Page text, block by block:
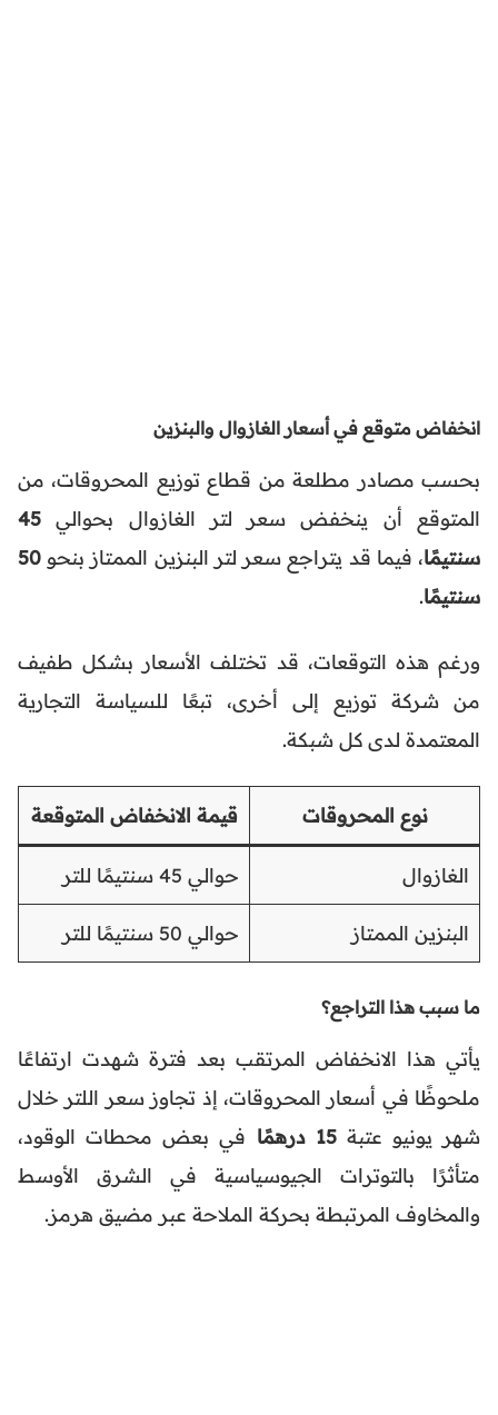
انخفاض متوقع في أسعار الغازوال والبنزين
بحسب مصادر مطلعة من قطاع توزيع المحروقات، من
المتوقع أن ينخفض سعر لتر الغازوال بحوالي 45
سنتيمًا، فيما قد يتراجع سعر لتر البنزين الممتاز بنحو 50
سنتيمًا.
ورغم هذه التوقعات، قد تختلف الأسعار بشكل طفيف
من شركة توزيع إلى أخرى، تبعًا للسياسة التجارية
المعتمدة لدى كل شبكة.
نوع المحروقات قيمة الانخفاض المتوقعة
الغازوال حوالي 45 سنتيمًا للتر
البنزين الممتاز حوالي 50 سنتيمًا للتر
ما سبب هذا التراجع؟
يأتي هذا الانخفاض المرتقب بعد فترة شهدت ارتفاعًا
ملحوظًا في أسعار المحروقات، إذ تجاوز سعر اللتر خلال
شهر يونيو عتبة15 درهمًا
في بعض محطات الوقود،
متأثرًا بالتوترات الجيوسياسية في الشرق الأوسط
والمخاوف المرتبطة بحركة الملاحة عبر مضيق هرمز.